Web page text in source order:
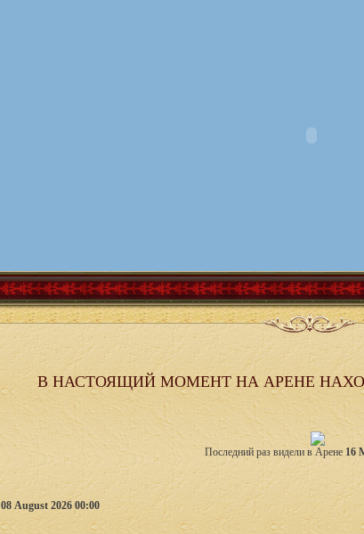
В НАСТОЯЩИЙ МОМЕНТ НА АРЕНЕ
Последний раз видели в Арене 16
08 August 2026 00:00